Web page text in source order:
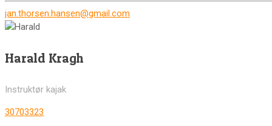
jan.thorsen.hansen@gmail.com
Harald Kragh
Instruktør kajak
30703323